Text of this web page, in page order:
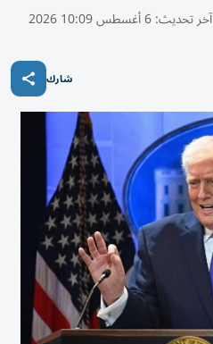
آخر تحديث:6 أغسطس 10:09 2026
شارك